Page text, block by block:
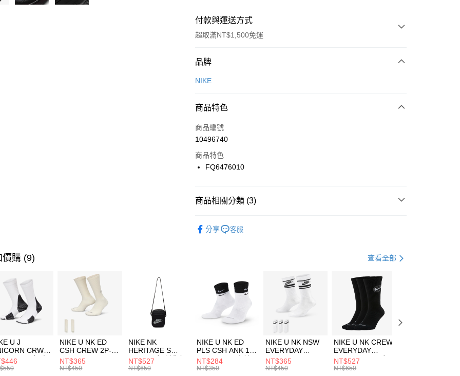
付款與運送方式
超取滿NT$1,500免運
付款方式
信用卡一次付款
合作金庫商業銀行
華南商業銀行
上海商業儲蓄銀行
國泰世華商業銀行
聯邦商業銀行
台新國際商業銀行
LINE Pay
Apple Pay
悠遊付
【關於「AFTEE先享後付」】
３．安心：先確認商品／服務後，再付款。
【「AFTEE先享後付」結帳流程】
１．於結帳方式選擇「AFTEE先享後付」後，將跳轉至「AFTEE先享後
付」結帳頁面，進行簡訊認證並確認金額後，即可完成結帳。
２．訂單成立數日內，您將收到繳費通知簡訊。
３．收到繳費通知簡訊後14天內，點擊此簡訊中的連結，可透過四大超商
／ATM／網路銀行／等多元方式進行付款，方視為交易完成。
※ 請注意：結帳手續完成當下不需立刻繳費，但若您需要取消訂單，請聯
絡購買商品的店家。未經商家同意取消之訂單仍視為有效，需透過AFTEE
先享後付繳納相關費用。
每筆NT$100，滿NT$1,500(含以上)免運費
每筆NT$100，滿NT$1,500(含以上)免運費
付款後門市自取
每筆NT$100，滿NT$1,500(含以上)免運費
品牌
NIKE
商品特色
商品編號
10496740
商品特色
FQ6476010
商品相關分類 (3)
分享 客服
價購 (9) 查看全部
U J
CRW
-160 男女 中
FZ3393100
NIKE U NK ED
CSH CREW 2P-
144 EMBRDY 男
女 短統襪
NT$365
NT$450
NIKE NK
HERITAGE S
SMIT 男女 側背包
BA5871010
NT$527
NT$650
NIKE U NK ED
PLS CSH ANK 1P
144 DBL 男 中統
襪 DH4058104
NT$284
NT$350
NIKE U NK NSW
EVERYDAY
ESSENTIAL CR
男女 短統襪
NT$365
NT$450
NIKE U NK CREW
EVERYDAY
BBALL 3PR 男女
長統襪
NT$527
NT$650